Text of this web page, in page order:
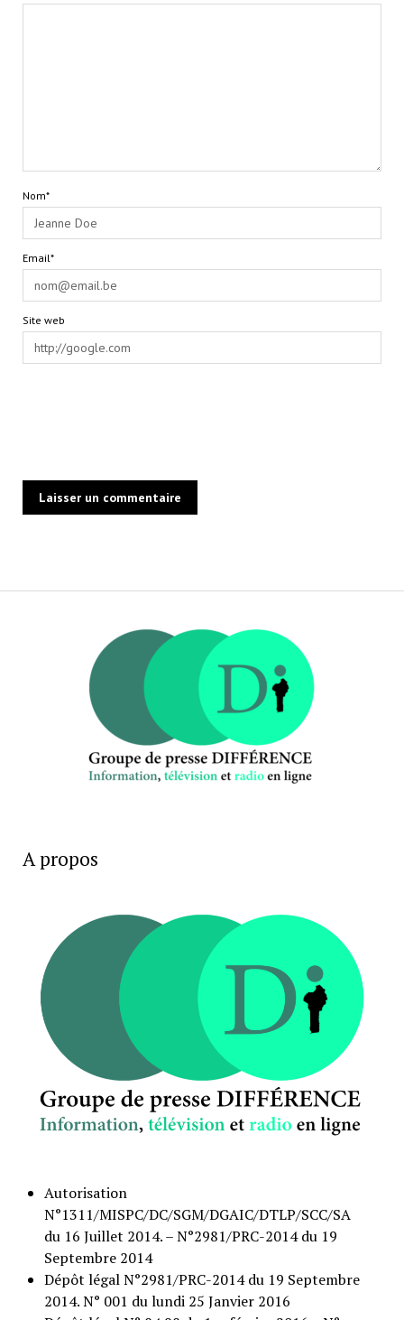
Nom*
Email*
Site web
A propos
Autorisation
N°1311/MISPC/DC/SGM/DGAIC/DTLP/SCC/SA
du 16 Juillet 2014. – N°2981/PRC-2014 du 19
Septembre 2014
Dépôt légal N°2981/PRC-2014 du 19 Septembre
2014. N° 001 du lundi 25 Janvier 2016